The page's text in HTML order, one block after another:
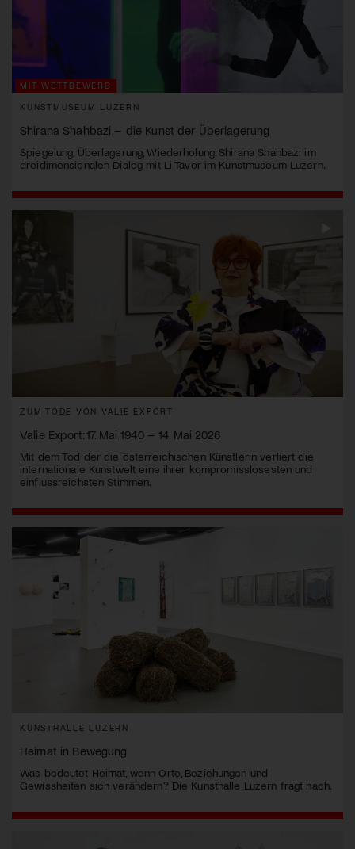
MIT WETTBEWERB
KUNSTMUSEUM LUZERN
Shirana Shahbazi – die Kunst der Überlagerung
Spiegelung, Überlagerung, Wiederholung: Shirana Shahbazi im
dreidimensionalen Dialog mit Li Tavor im Kunstmuseum Luzern.
ZUM TODE VON VALIE EXPORT
Valie Export: 17. Mai 1940 – 14. Mai 2026
Mit dem Tod der die österreichischen Künstlerin verliert die
internationale Kunstwelt eine ihrer kompromisslosesten und
einflussreichsten Stimmen.
KUNSTHALLE LUZERN
Heimat in Bewegung
Was bedeutet Heimat, wenn Orte, Beziehungen und
Gewissheiten sich verändern? Die Kunsthalle Luzern fragt nach.